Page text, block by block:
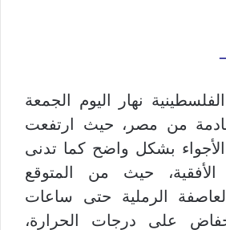
نهار اليوم الجمعة
من مصر، حيث ارتفعت
بشكل واضح كما تدنى
حيث من المتوقع
العاصفة الرملية حتى ساعات
على درجات الحرارة،